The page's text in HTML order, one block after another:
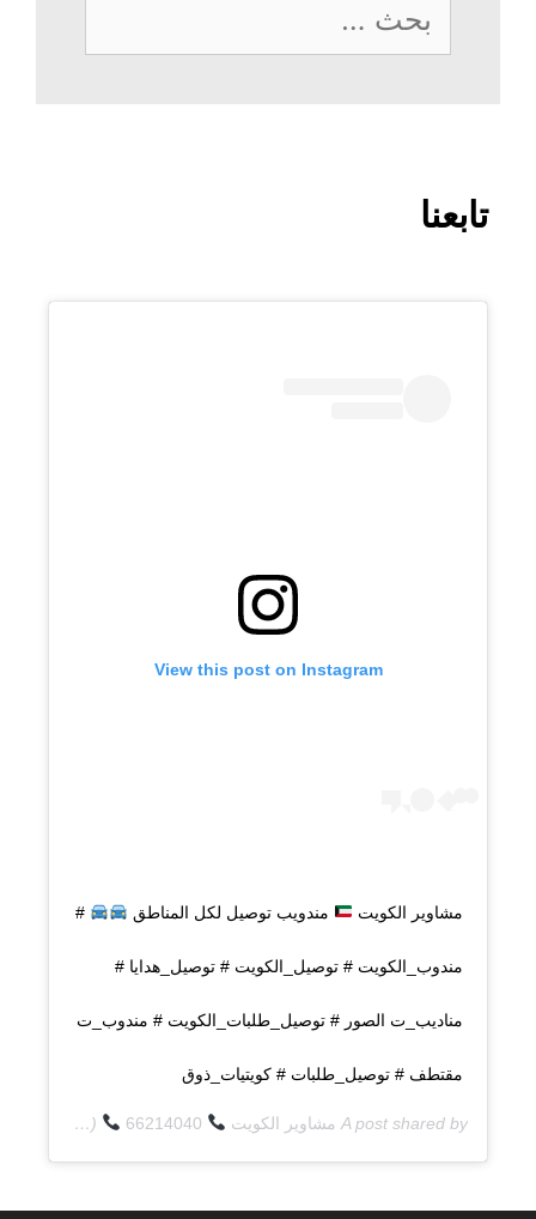
عن:
تابعنا
View this post on Instagram
مشاوير الكويت مندويب توصيل لكل المناطق #
مندوب_الكويت # توصيل_الكويت # توصيل_هدايا #
مناديب_ت الصور # توصيل_طلبات_الكويت # مندوب_ت
مقتطف # توصيل_طلبات # كويتيات_ذوق
A post shared by مشاوير الكويت (@q8deliverycom) on